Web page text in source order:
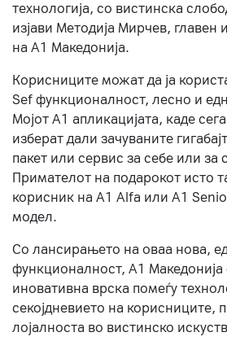
технологија, со вистинска
изјави Методија Мирчев,
на А1 Македонија.
Корисниците можат да ја
Sef функционалност, лесно и
Мојот А1 апликацијата, каде
изберат дали зачуваните
пакет или сервис за себе или за
Примателот на подарокот исто
корисник на А1 Alfa или A1
модел.
Со лансирањето на оваа нова,
функционалност, А1 Македонија
иновативна врска помеѓу
секојдневието на корисниците,
лојалноста во вистинско